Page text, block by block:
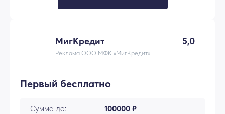
МигКредит 5,0
Реклама ООО МФК «МигКредит»
Первый бесплатно
Сумма до: 100000 ₽